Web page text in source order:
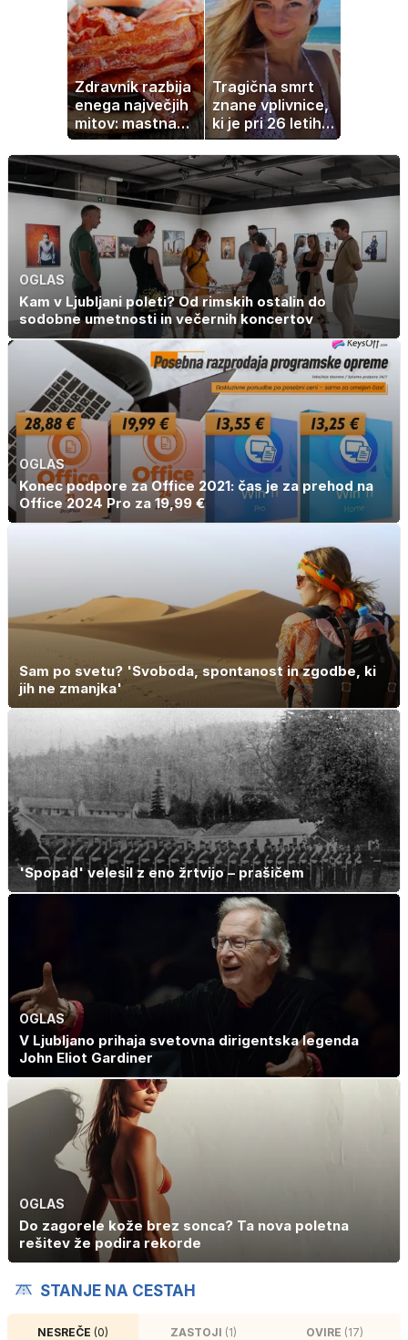
popoldanskega
spanca
Zdravnik razbija
enega največjih
mitov: mastna
jetra ne
nastanejo zaradi
slanine, temveč
zaradi živila, ki
ga imamo vsi
radi
Tragična smrt
znane vplivnice,
ki je pri 26 letih
izgubila boj z
boleznijo
OGLAS
Kam v Ljubljani poleti? Od rimskih ostalin do
sodobne umetnosti in večernih koncertov
OGLAS
Konec podpore za Office 2021: čas je za prehod na
Office 2024 Pro za 19,99 €
Sam po svetu? 'Svoboda, spontanost in zgodbe, ki
jih ne zmanjka'
'Spopad' velesil z eno žrtvijo – prašičem
OGLAS
V Ljubljano prihaja svetovna dirigentska legenda
John Eliot Gardiner
OGLAS
Do zagorele kože brez sonca? Ta nova poletna
rešitev že podira rekorde
STANJE NA CESTAH
NESREČE (0) ZASTOJI (1) OVIRE (17)